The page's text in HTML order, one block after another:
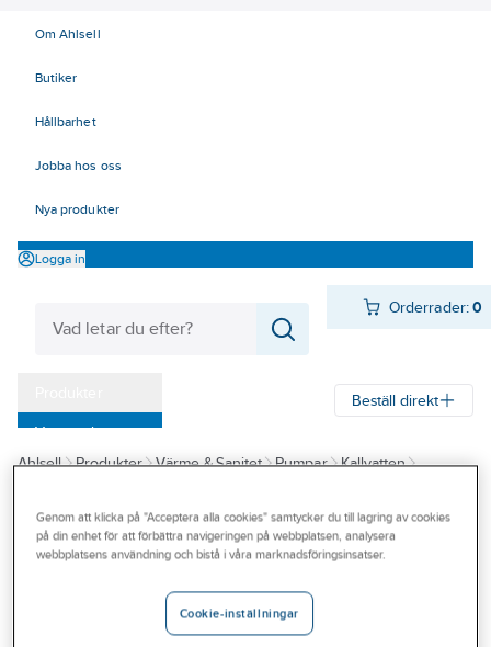
Om Ahlsell
Butiker
Hållbarhet
Jobba hos oss
Nya produkter
Logga in
Orderrader:0
Varumärken
Kampanjer
Outlet
Branscher
Beställ direkt
Ahlsell Produkter Värme & Sanitet Pumpar
Kallvatten
BEULCO
Sugslang
Garden Jet för
Jet-pumpar
Genom att klicka på "Acceptera alla cookies" samtycker du till lagring av cookies
på din enhet för att förbättra navigeringen på webbplatsen, analysera
webbplatsens användning och bistå i våra marknadsföringsinsatser.
Cookie-inställningar